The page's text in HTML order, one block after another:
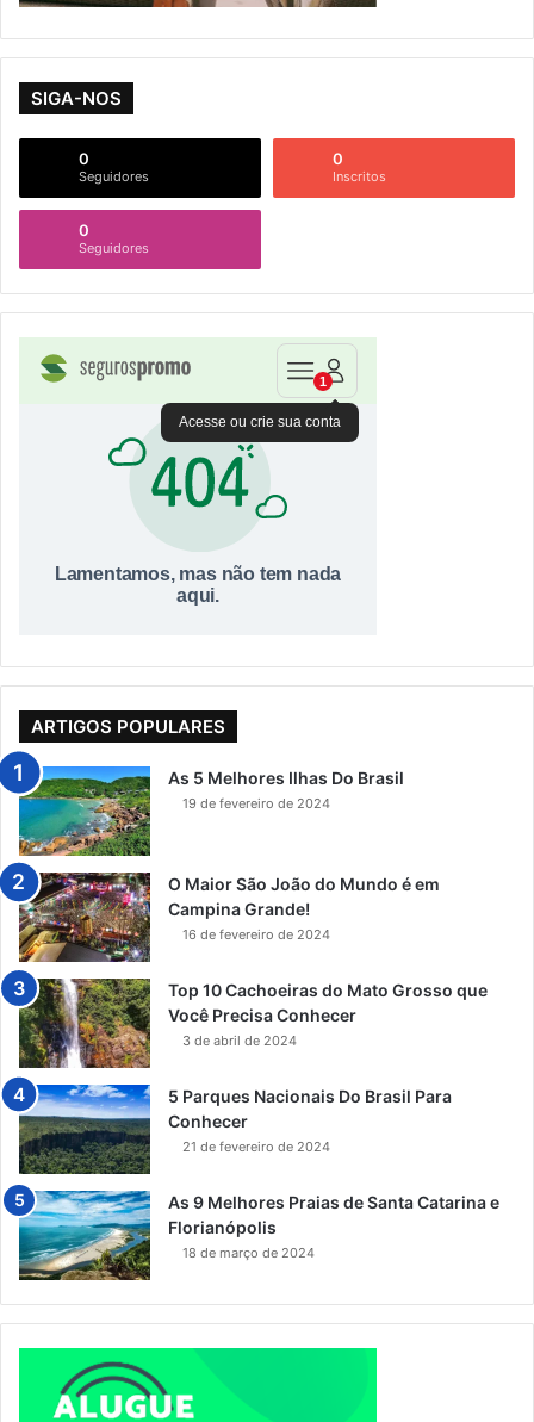
SIGA-NOS
0
Seguidores
0
Inscritos
0
Seguidores
ARTIGOS POPULARES
As 5 Melhores Ilhas Do Brasil
19 de fevereiro de 2024
O Maior São João do Mundo é em
Campina Grande!
16 de fevereiro de 2024
Top 10 Cachoeiras do Mato Grosso que
Você Precisa Conhecer
3 de abril de 2024
5 Parques Nacionais Do Brasil Para
Conhecer
21 de fevereiro de 2024
As 9 Melhores Praias de Santa Catarina e
Florianópolis
18 de março de 2024